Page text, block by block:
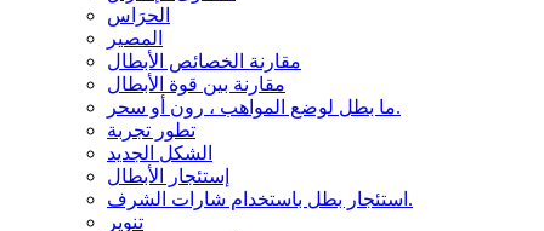
الحرَاس
المصير
مقارنة الخصائص الأبطال
مقارنة بين قوة الأبطال
ما بطل لوضع المواهب ، رون أو سحر.
تطور تجربة
الشكل الجديد
إستئجار الأبطال
استئجار بطل باستخدام شارات الشرف.
تنوير